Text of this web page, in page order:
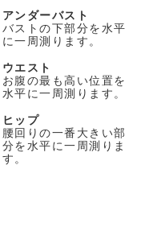
アンダーバスト
バストの下部分を水平
に一周測ります。
ウエスト
お腹の最も高い位置を
水平に一周測ります。
ヒップ
腰回りの一番大きい部
分を水平に一周測りま
す。